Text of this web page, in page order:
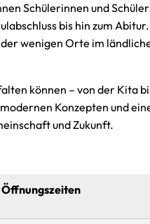
Schülerinnen und
bis hin zum
wenigen Orte im
können – von der Kita
Konzepten und
und Zukunft.